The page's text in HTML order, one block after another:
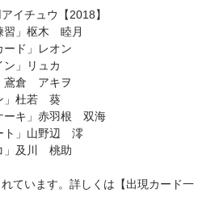
イチュウ【2018】
習」枢木 睦月
ード」レオン
」リュカ
鳶倉 アキヲ
」杜若 葵
ーキ」赤羽根 双海
ト」山野辺 澪
」及川 桃助
ています。詳しくは【出現カード一